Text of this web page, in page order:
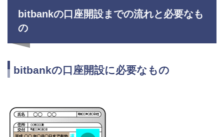
bitbankの口座開設までの流れと必要なも
の
bitbankの口座開設に必要なもの